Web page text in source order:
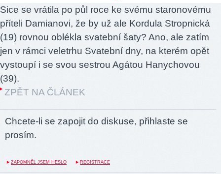
Sice se vrátila po půl roce ke svému staronovému
příteli Damianovi, že by už ale Kordula Stropnická
(19) rovnou oblékla svatební šaty? Ano, ale zatím
jen v rámci veletrhu Svatební dny, na kterém opět
vystoupí i se svou sestrou Agátou Hanychovou
(39).
ZPĚT NA ČLÁNEK
Chcete-li se zapojit do diskuse, přihlaste se
prosím.
ZAPOMNĚL JSEM HESLO REGISTRACE